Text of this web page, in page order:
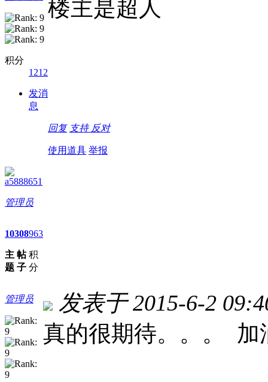
积分
1212
发消
息
楼主是超人
回复 支持 反对
使用道具 举报
a5888651
管理员
10
主
题
308
帖
子
963
积
分
管理员
发表于 2015-6-2
真的很期待。。。 加